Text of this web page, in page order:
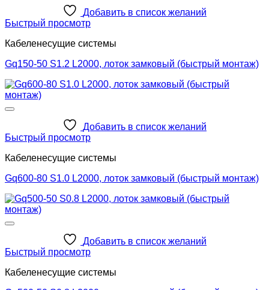
Добавить в список желаний
Быстрый просмотр
Кабеленесущие системы
Gq150-50 S1.2 L2000, лоток замковый (быстрый монтаж)
Добавить в список желаний
Быстрый просмотр
Кабеленесущие системы
Gq600-80 S1.0 L2000, лоток замковый (быстрый монтаж)
Добавить в список желаний
Быстрый просмотр
Кабеленесущие системы